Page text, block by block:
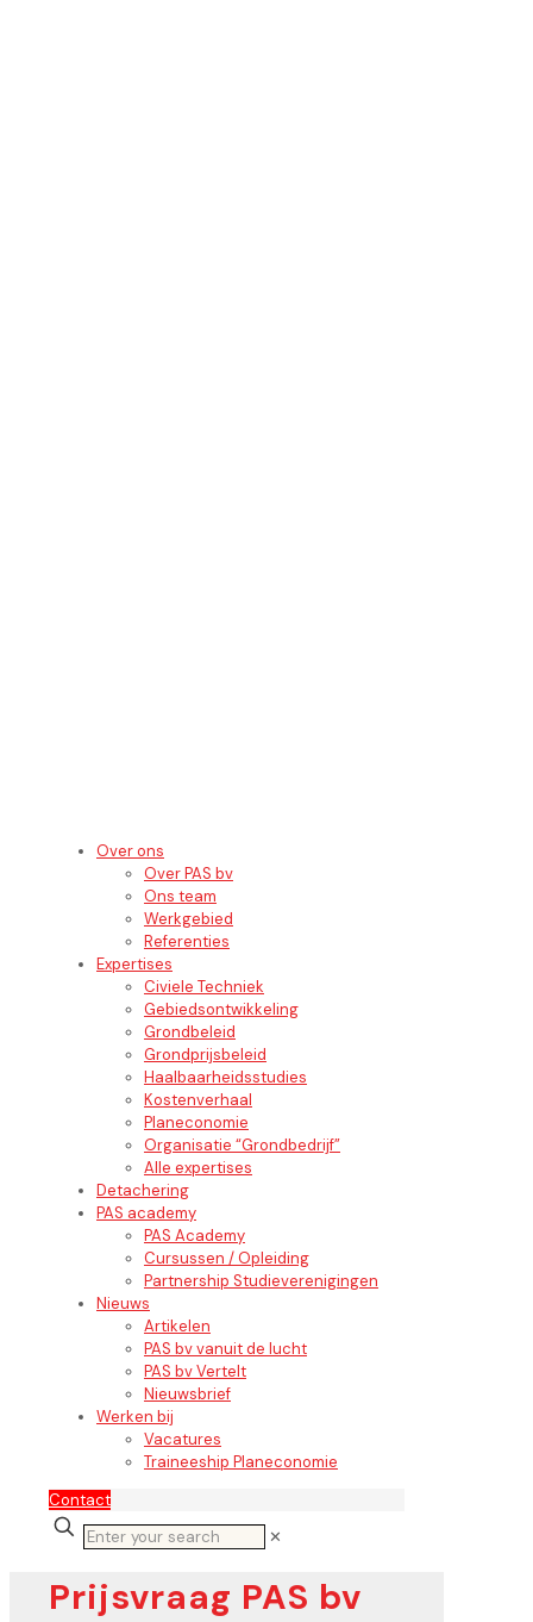
Over ons
Over PAS bv
Ons team
Werkgebied
Referenties
Expertises
Civiele Techniek
Gebiedsontwikkeling
Grondbeleid
Grondprijsbeleid
Haalbaarheidsstudies
Kostenverhaal
Planeconomie
Organisatie “Grondbedrijf”
Alle expertises
Detachering
PAS academy
PAS Academy
Cursussen / Opleiding
Partnership Studieverenigingen
Nieuws
Artikelen
PAS bv vanuit de lucht
PAS bv Vertelt
Nieuwsbrief
Werken bij
Vacatures
Traineeship Planeconomie
Contact
✕
Prijsvraag PAS bv